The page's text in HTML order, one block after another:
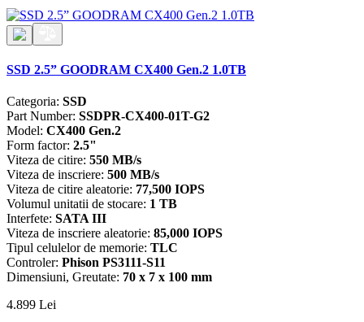
SSD 2.5” GOODRAM CX400 Gen.2 1.0TB
Categoria: SSD
Part Number: SSDPR-CX400-01T-G2
Model: CX400 Gen.2
Form factor: 2.5"
Viteza de citire: 550 MB/s
Viteza de inscriere: 500 MB/s
Viteza de citire aleatorie: 77,500 IOPS
Volumul unitatii de stocare: 1 TB
Interfete: SATA III
Viteza de inscriere aleatorie: 85,000 IOPS
Tipul celulelor de memorie: TLC
Controler: Phison PS3111-S11
Dimensiuni, Greutate: 70 x 7 x 100 mm
4.899 Lei